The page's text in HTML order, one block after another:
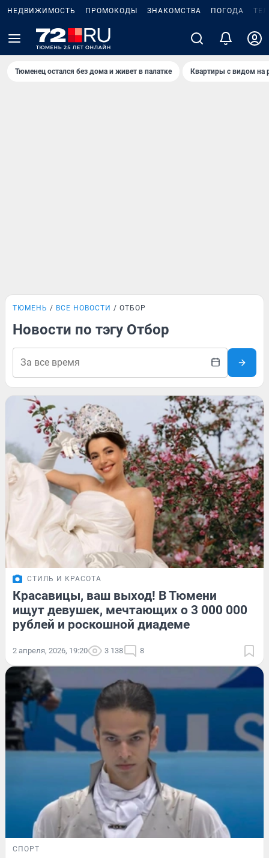
НЕДВИЖИМОСТЬ ПРОМОКОДЫ ЗНАКОМСТВА ПОГОДА
Тюменец остался без дома и живет в палатке Квартиры с видом на
ТЮМЕНЬ ВСЕ НОВОСТИ ОТБОР
Новости по тэгу Отбор
СТИЛЬ И КРАСОТА
Красавицы, ваш выход! В Тюмени
ищут девушек, мечтающих о 3 000 000
рублей и роскошной диадеме
2 апреля, 2026, 19:20 3 138 8
СПОРТ